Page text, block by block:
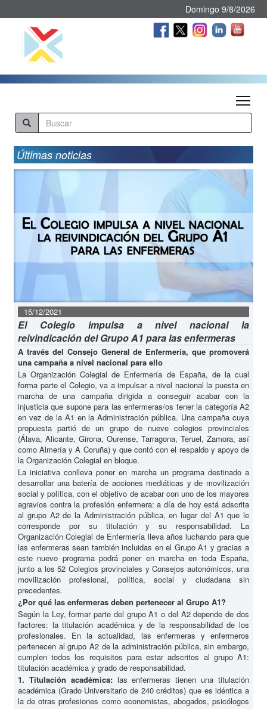
Domingo 9/8/2026
Últimas noticias
15/12/2021
El Colegio impulsa a nivel nacional la
reivindicación del Grupo A1 para las enfermeras
A través del Consejo General de Enfermería, que promoverá
una campaña a nivel nacional para ello
La Organización Colegial de Enfermería de España, de la cual
forma parte el Colegio, va a impulsar a nivel nacional la puesta en
marcha de una campaña dirigida a conseguir acabar con la
injusticia que supone para las enfermeras/os tener la categoría A2
en vez de la A1 en la Administración pública. Una campaña cuya
propuesta partió de un grupo de nueve colegios provinciales
(Álava, Alicante, Girona, Ourense, Tarragona, Teruel, Zamora, así
como Almería y A Coruña) y que contó con el respaldo y apoyo de
la Organización Colegial en bloque.
La iniciativa conlleva poner en marcha un programa destinado a
desarrollar una batería de acciones mediáticas y de movilización
social y política, con el objetivo de acabar con uno de los mayores
agravios contra la profesión enfermera: a día de hoy está adscrita
al grupo A2 de la Administración pública, en lugar del A1 que le
corresponde por su titulación y su responsabilidad. La
Organización Colegial de Enfermería lleva años luchando para que
las enfermeras sean también incluidas en el Grupo A1 y gracias a
este nuevo programa podrá poner en marcha en toda España,
junto a los 52 Colegios provinciales y Consejos autonómicos, una
movilización profesional, política, social y ciudadana sin
precedentes.
¿Por qué las enfermeras deben pertenecer al Grupo A1?
Según la Ley, formar parte del grupo A1 o del A2 depende de dos
factores: la titulación académica y de la responsabilidad de los
profesionales. En la actualidad, las enfermeras y enfermeros
pertenecen al grupo A2 de la administración pública, sin embargo,
cumplen todos los requisitos para estar adscritos al grupo A1:
titulación académica y grado de responsabilidad.
1. Titulación académica:las enfermeras tienen una titulación
académica (Grado Universitario de 240 créditos) que es idéntica a
la de otras profesiones como economistas, abogados, psicólogos